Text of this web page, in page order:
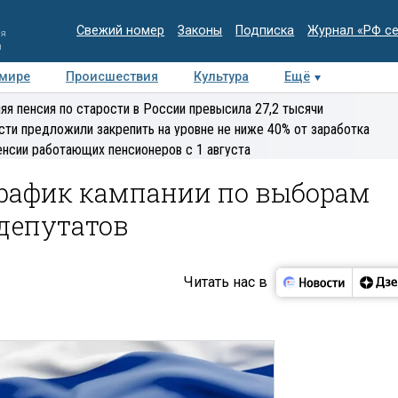
Свежий номер Законы Подписка Журнал «РФ
Происшествия Культура
Ещё
Медиацентр
Интервью Колумнисты
пенсия по старости в России превысила 27,2 тысячи
предложили закрепить на уровне не ниже 40% от заработка
работающих пенсионеров с 1 августа
кампании по выборам
Читать нас в